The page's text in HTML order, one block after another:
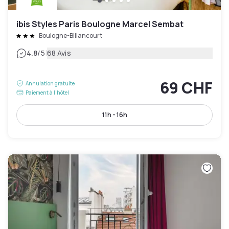
ibis Styles Paris Boulogne Marcel Sembat
Boulogne-Billancourt
4.8/5|68 Avis
Annulation gratuite
Paiement à l'hôtel
69 CHF
11h - 16h